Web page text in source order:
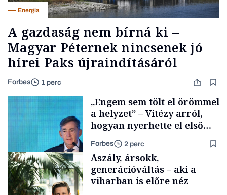
Energia
A gazdaság nem bírná ki –
Magyar Péternek nincsenek jó
hírei Paks újraindításáról
Forbes 1 perc
„Engem sem tölt el örömmel
a helyzet” – Vitézy arról,
hogyan nyerhette el első
tenderét Mészárosék cége a
Tisza-kormány alatt
Forbes 2 perc
Aszály, ársokk,
generációváltás – aki a
viharban is előre néz